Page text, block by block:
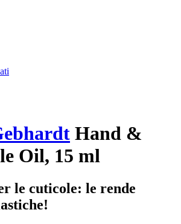
Hand &
Oil, 15 ml
le cuticole: le rende